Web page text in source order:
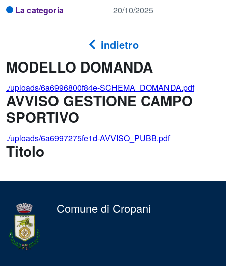
La categoria 20/10/2025
indietro
MODELLO DOMANDA
./uploads/6a6996800f84e-SCHEMA_DOMANDA.pdf
AVVISO GESTIONE CAMPO
SPORTIVO
./uploads/6a6997275fe1d-AVVISO_PUBB.pdf
Titolo
Comune di Cropani